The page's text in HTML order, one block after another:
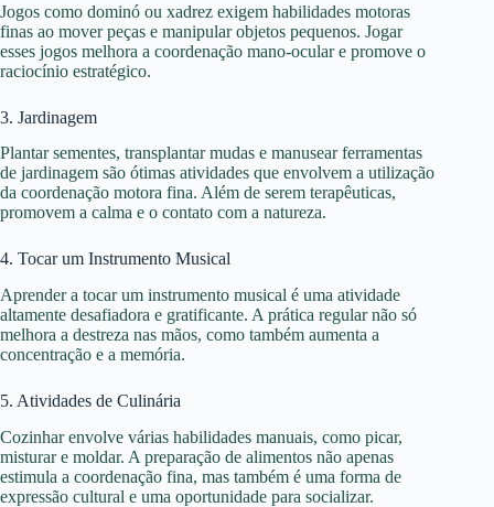
Jogos como dominó ou xadrez exigem habilidades motoras
finas ao mover peças e manipular objetos pequenos. Jogar
esses jogos melhora a coordenação mano-ocular e promove o
raciocínio estratégico.
3. Jardinagem
Plantar sementes, transplantar mudas e manusear ferramentas
de jardinagem são ótimas atividades que envolvem a utilização
da coordenação motora fina. Além de serem terapêuticas,
promovem a calma e o contato com a natureza.
4. Tocar um Instrumento Musical
Aprender a tocar um instrumento musical é uma atividade
altamente desafiadora e gratificante. A prática regular não só
melhora a destreza nas mãos, como também aumenta a
concentração e a memória.
5. Atividades de Culinária
Cozinhar envolve várias habilidades manuais, como picar,
misturar e moldar. A preparação de alimentos não apenas
estimula a coordenação fina, mas também é uma forma de
expressão cultural e uma oportunidade para socializar.